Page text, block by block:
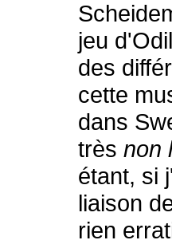
jeu
des
cette
dans
très non
étant, si
liaison
rien